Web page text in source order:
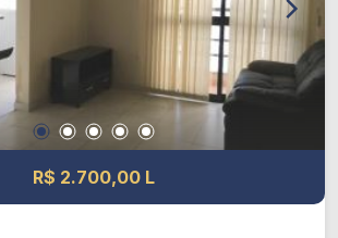
R$ 2.700,00 L